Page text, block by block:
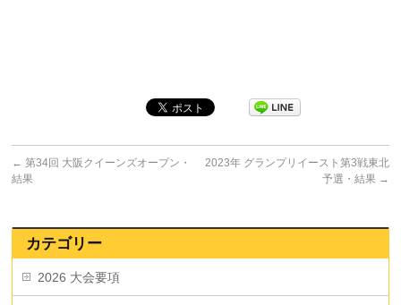
← 第34回 大阪クイーンズオープン・
結果
2023年 グランプリイースト第3戦東北
予選・結果 →
カテゴリー
2026 大会要項